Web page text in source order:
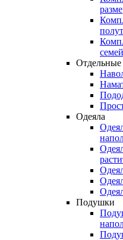
Отдельные
Одеяла
Подушки